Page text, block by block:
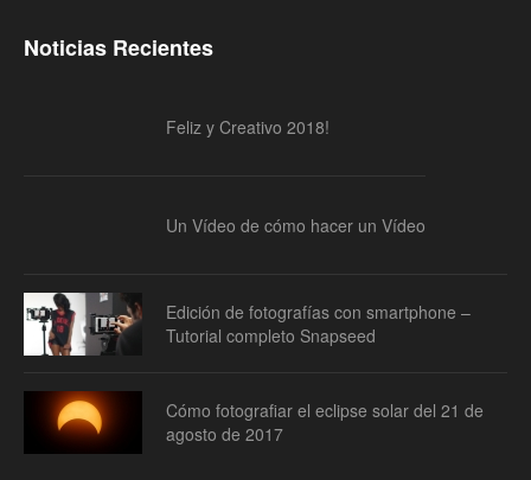
Noticias Recientes
Feliz y Creativo 2018!
Un Vídeo de cómo hacer un Vídeo
Edición de fotografías con smartphone –
Tutorial completo Snapseed
Cómo fotografiar el eclipse solar del 21 de
agosto de 2017